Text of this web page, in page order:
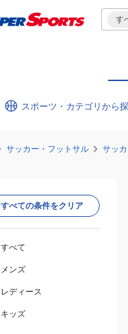
す
スポーツ・カテゴリ
サッカー・フットサル サッ
すべての条件をクリア
すべて
メンズ
レディース
キッズ